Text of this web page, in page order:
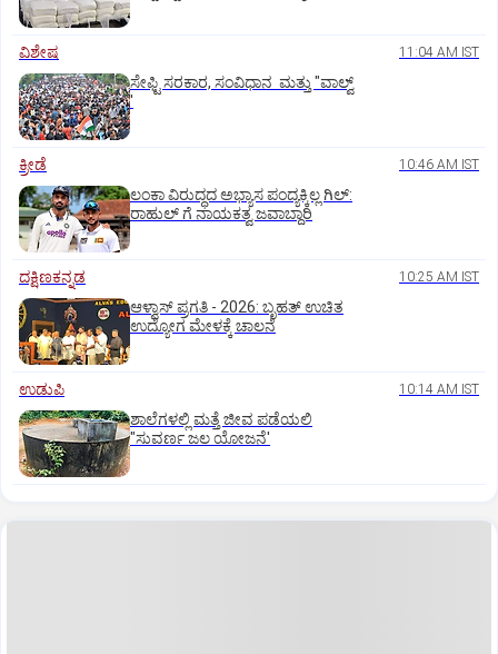
ವಿಶೇಷ 11:04 AM IST
ಸೇಫ್ಟಿ ಸರಕಾರ, ಸಂವಿಧಾನ ಮತ್ತು "ವಾಲ್ವ್
'
ಕ್ರೀಡೆ 10:46 AM IST
ಲಂಕಾ ವಿರುದ್ಧದ ಅಭ್ಯಾಸ ಪಂದ್ಯಕ್ಕಿಲ್ಲ ಗಿಲ್:‌
ರಾಹುಲ್‌ ಗೆ ನಾಯಕತ್ವ ಜವಾಬ್ದಾರಿ
ದಕ್ಷಿಣಕನ್ನಡ 10:25 AM IST
ಆಳ್ವಾಸ್‌ ಪ್ರಗತಿ - 2026: ಬೃಹತ್ ಉಚಿತ
ಉದ್ಯೋಗ ಮೇಳಕ್ಕೆ ಚಾಲನೆ
ಉಡುಪಿ 10:14 AM IST
ಶಾಲೆಗಳಲ್ಲಿ ಮತ್ತೆ ಜೀವ ಪಡೆಯಲಿ
"ಸುವರ್ಣ ಜಲ ಯೋಜನೆ'